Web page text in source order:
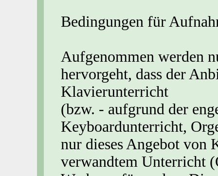
Bedingungen für
Aufgenommen werden
hervorgeht, dass der
Klavierunterricht
(bzw. - aufgrund der
Keyboardunterricht,
nur dieses Angebot von
verwandtem Unterricht